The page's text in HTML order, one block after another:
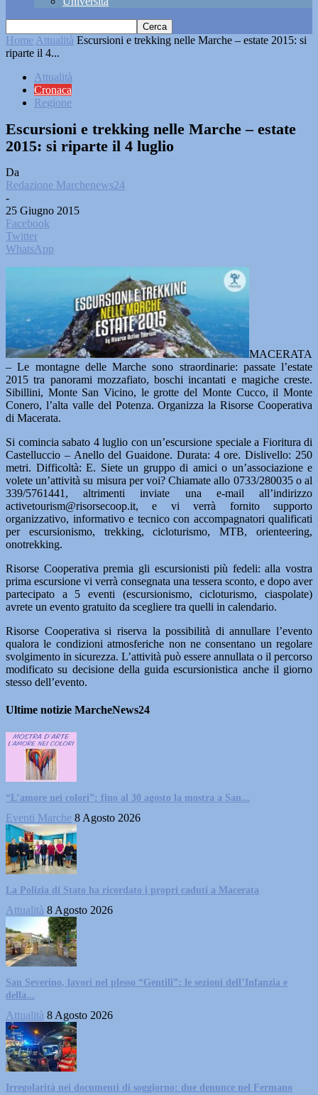
Home Attualità Escursioni e trekking nelle Marche – estate 2015: si
riparte il 4...
Attualità
Cronaca
Regione
Escursioni e trekking nelle Marche – estate
2015: si riparte il 4 luglio
Da
Redazione Marchenews24
-
25 Giugno 2015
Facebook
Twitter
WhatsApp
MACERATA
– Le montagne delle Marche sono straordinarie: passate l’estate
2015 tra panorami mozzafiato, boschi incantati e magiche creste.
Sibillini, Monte San Vicino, le grotte del Monte Cucco, il Monte
Conero, l’alta valle del Potenza. Organizza la Risorse Cooperativa
di Macerata.
Si comincia sabato 4 luglio con un’escursione speciale a Fioritura di
Castelluccio – Anello del Guaidone. Durata: 4 ore. Dislivello: 250
metri. Difficoltà: E. Siete un gruppo di amici o un’associazione e
volete un’attività su misura per voi? Chiamate allo 0733/280035 o al
339/5761441, altrimenti inviate una e-mail all’indirizzo
activetourism@risorsecoop.it, e vi verrà fornito supporto
organizzativo, informativo e tecnico con accompagnatori qualificati
per escursionismo, trekking, cicloturismo, MTB, orienteering,
onotrekking.
Risorse Cooperativa premia gli escursionisti più fedeli: alla vostra
prima escursione vi verrà consegnata una tessera sconto, e dopo aver
partecipato a 5 eventi (escursionismo, cicloturismo, ciaspolate)
avrete un evento gratuito da scegliere tra quelli in calendario.
Risorse Cooperativa si riserva la possibilità di annullare l’evento
qualora le condizioni atmosferiche non ne consentano un regolare
svolgimento in sicurezza. L’attività può essere annullata o il percorso
modificato su decisione della guida escursionistica anche il giorno
stesso dell’evento.
Ultime notizie MarcheNews24
“L’amore nei colori”: fino al 30 agosto la mostra a San...
Eventi Marche 8 Agosto 2026
La Polizia di Stato ha ricordato i propri caduti a Macerata
Attualità 8 Agosto 2026
San Severino, lavori nel plesso “Gentili”: le sezioni dell’Infanzia e
della...
Attualità 8 Agosto 2026
Irregolarità nei documenti di soggiorno: due denunce nel Fermano